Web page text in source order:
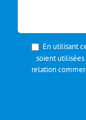
En utilisant
soient
relation